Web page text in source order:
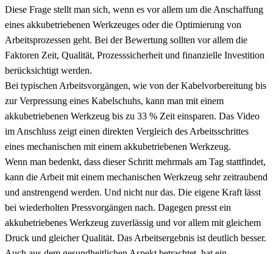
Diese Frage stellt man sich, wenn es vor allem um die Anschaffung
eines akkubetriebenen Werkzeuges oder die Optimierung von
Arbeitsprozessen geht. Bei der Bewertung sollten vor allem die
Faktoren Zeit, Qualität, Prozesssicherheit und finanzielle Investition
berücksichtigt werden.
Bei typischen Arbeitsvorgängen, wie von der Kabelvorbereitung bis
zur Verpressung eines Kabelschuhs, kann man mit einem
akkubetriebenen Werkzeug bis zu 33 % Zeit einsparen. Das Video
im Anschluss zeigt einen direkten Vergleich des Arbeitsschrittes
eines mechanischen mit einem akkubetriebenen Werkzeug.
Wenn man bedenkt, dass dieser Schritt mehrmals am Tag stattfindet,
kann die Arbeit mit einem mechanischen Werkzeug sehr zeitraubend
und anstrengend werden. Und nicht nur das. Die eigene Kraft lässt
bei wiederholten Pressvorgängen nach. Dagegen presst ein
akkubetriebenes Werkzeug zuverlässig und vor allem mit gleichem
Druck und gleicher Qualität. Das Arbeitsergebnis ist deutlich besser.